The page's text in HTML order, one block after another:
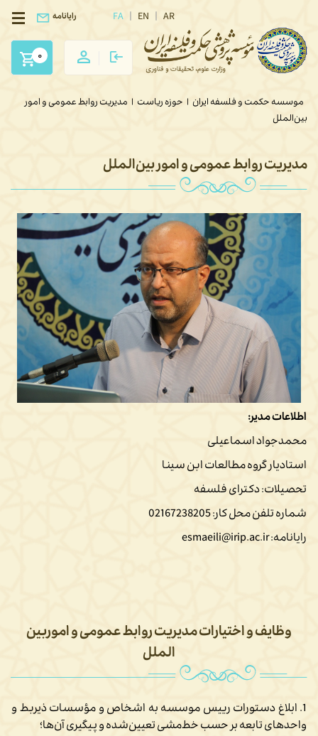
FA EN AR رایانامه
0
موسسه حکمت و فلسفه ایران | حوزه ریاست | مدیریت روابط عمومی و امور
بین‌الملل
مدیریت روابط عمومی و امور بین‌الملل
اطلاعات مدیر:
محمدجواد اسماعیلی
استادیار گروه مطالعات ابن سینا
تحصیلات: دکترای فلسفه
شماره تلفن محل کار: 02167238205
رایانامه: esmaeili@irip.ac.ir
وظایف و اختیارات مدیریت روابط عمومی و اموربین
الملل
1. ابلاغ دستورات رییس موسسه به اشخاص و مؤسسات ذیربط و
واحدهای تابعه بر حسب خط‌مشی تعیین‌شده و پیگیری آن‌ها؛